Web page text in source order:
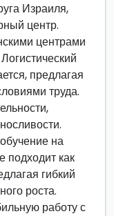
Израиля,
центр.
центрами
предлагая
труда.
на
подходит как
гибкий
роста.
работу с